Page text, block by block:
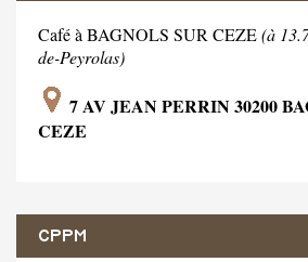
Café à BAGNOLS SUR CEZE(à
de-Peyrolas)
7 AV JEAN PERRIN 30200
CEZE
CPPM